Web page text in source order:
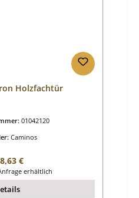
Holzfachtür
01042120
Caminos
Preis:
€
erhältlich